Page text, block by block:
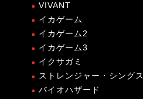
VIVANT
イカゲーム
イカゲーム2
イカゲーム3
イクサガミ
ストレンジャー・シングス
バイオハザード